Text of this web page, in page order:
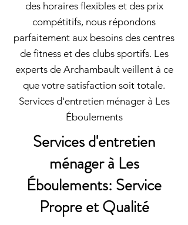
des horaires flexibles et des prix
compétitifs, nous répondons
parfaitement aux besoins des centres
de fitness et des clubs sportifs. Les
experts de Archambault veillent à ce
que votre satisfaction soit totale.
Services d'entretien ménager à Les
Éboulements
Services d'entretien
ménager à Les
Éboulements: Service
Propre et Qualité